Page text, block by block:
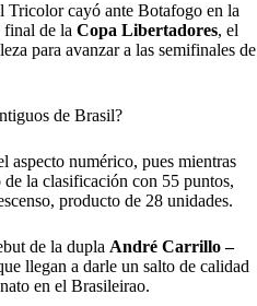
Tricolor cayó ante Botafogo en la
final de la Copa Libertadores, el
para avanzar a las semifinales de
de Brasil?
aspecto numérico, pues mientras
la clasificación con 55 puntos,
producto de 28 unidades.
de la dupla André Carrillo –
llegan a darle un salto de calidad
en el Brasileirao.